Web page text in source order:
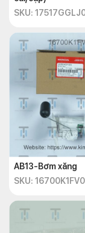
SKU:
AB13-Bơm xăng
SKU: